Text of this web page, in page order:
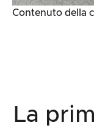
Contenuto della
La